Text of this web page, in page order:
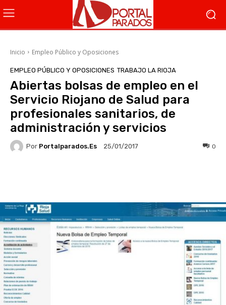
Inicio Empleo Público y Oposiciones
EMPLEO PÚBLICO Y OPOSICIONES TRABAJO LA RIOJA
Abiertas bolsas de empleo en el
Servicio Riojano de Salud para
profesionales sanitarios, de
administración y servicios
Por Portalparados.es 25/01/2017 0